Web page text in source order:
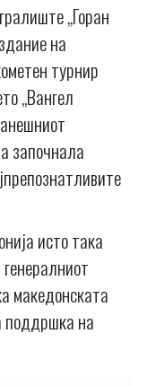
„Горан
на
турнир
„Вангел
започнала
исто така
македонската
поддршка на